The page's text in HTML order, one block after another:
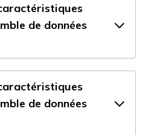
de données
de données